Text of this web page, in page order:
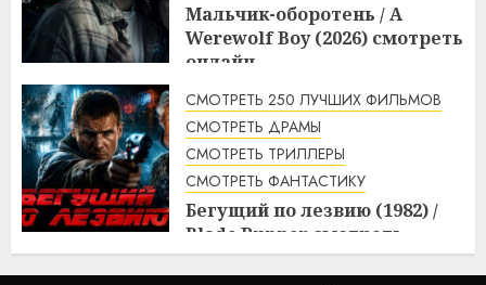
Мальчик-оборотень / A
Werewolf Boy (2026) смотреть
онлайн
3:10 10.08.2026
СМОТРЕТЬ 250 ЛУЧШИХ ФИЛЬМОВ
СМОТРЕТЬ ДРАМЫ
СМОТРЕТЬ ТРИЛЛЕРЫ
СМОТРЕТЬ ФАНТАСТИКУ
Бегущий по лезвию (1982) /
Blade Runner смотреть
онлайн